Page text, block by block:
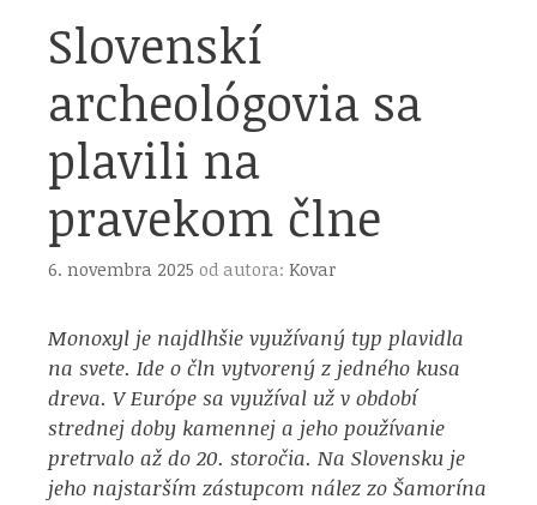
Slovenskí
archeológovia sa
plavili na
pravekom člne
6. novembra 2025 od autora: Kovar
Monoxyl je najdlhšie využívaný typ plavidla
na svete. Ide o čln vytvorený z jedného kusa
dreva. V Európe sa využíval už v období
strednej doby kamennej a jeho používanie
pretrvalo až do 20. storočia. Na Slovensku je
jeho najstarším zástupcom nález zo Šamorína